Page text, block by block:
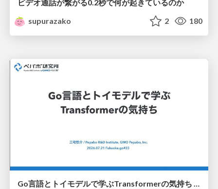
ビデオ通話が繋がる0.2秒で何が起きているのか
supurazako
2 180
Go言語とトイモデルで学ぶTransformerの気持ち / fukuokago23-transformer